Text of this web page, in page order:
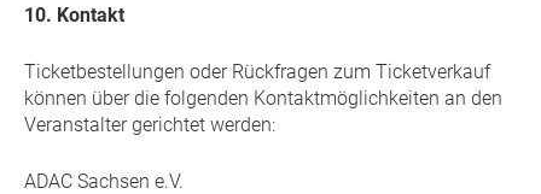
10. Kontakt
Ticketbestellungen oder Rückfragen zum Ticketverkauf
können über die folgenden Kontaktmöglichkeiten an den
Veranstalter gerichtet werden:
ADAC Sachsen e.V.